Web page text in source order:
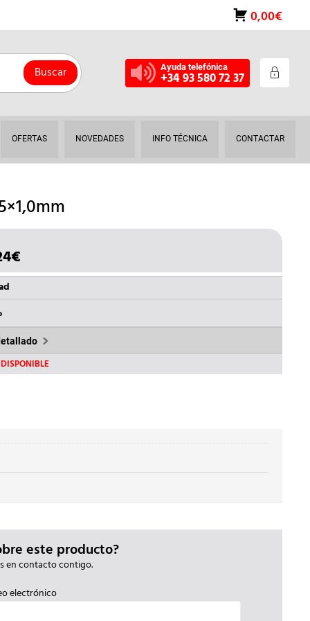
0,00€
Buscar Ayuda telefónica
+34 93 580 72 37
OFERTAS NOVEDADES INFO TÉCNICA CONTACTAR
€EL
PRECIO
ES:
este producto?
en contacto contigo.
electrónico